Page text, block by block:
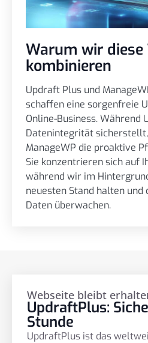
Warum wir diese
kombinieren
Updraft Plus und
schaffen eine sorgenfreie
Online-Business. Während
Datenintegrität
ManageWP die proaktive
Sie konzentrieren sich auf
während wir im
neuesten Stand halten
Daten überwachen.
Webseite bleibt
UpdraftPlus:
Stunde
UpdraftPlus ist das